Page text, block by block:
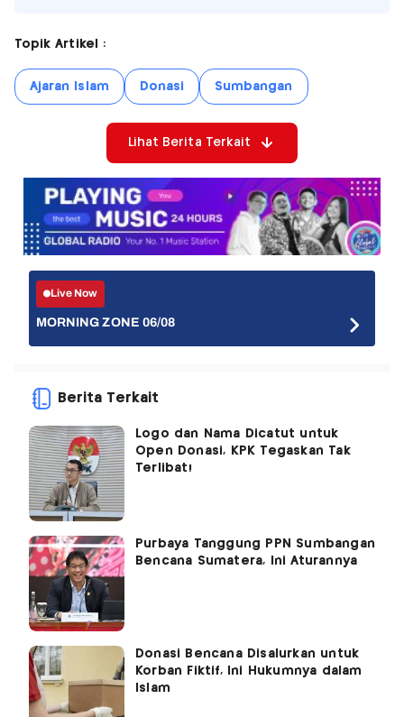
Topik Artikel :
Ajaran Islam Donasi Sumbangan
Lihat Berita Terkait
Live Now
MORNING ZONE 06/08
Berita Terkait
Logo dan Nama Dicatut untuk
Open Donasi, KPK Tegaskan Tak
Terlibat!
Purbaya Tanggung PPN Sumbangan
Bencana Sumatera, Ini Aturannya
Donasi Bencana Disalurkan untuk
Korban Fiktif, Ini Hukumnya dalam
Islam